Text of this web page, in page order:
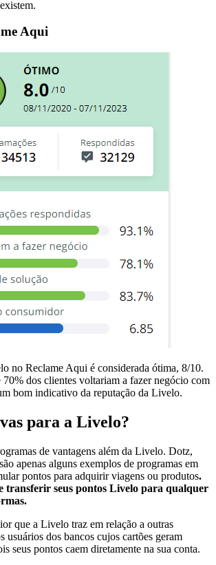
Aqui
no Reclame Aqui é considerada ótima, 8/10.
dos clientes voltariam a fazer negócio com
bom indicativo da reputação da Livelo.
para a Livelo?
de vantagens além da Livelo. Dotz,
apenas alguns exemplos de programas em
pontos para adquirir viagens ou produtos.
transferir seus pontos Livelo para qualquer
que a Livelo traz em relação a outras
usuários dos bancos cujos cartões geram
seus pontos caem diretamente na sua conta.